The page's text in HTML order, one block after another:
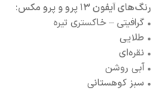
رنگ‌های آیفون ۱۳ پرو و پرو مکس:
• گرافیتی – خاکستری تیره
• طلایی
• نقره‌ای
• آبی روشن
• سبز کوهستانی